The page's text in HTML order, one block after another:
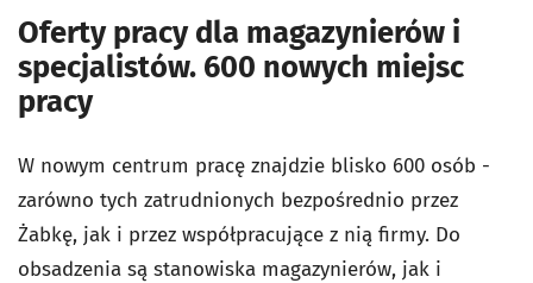
Oferty pracy dla magazynierów i
specjalistów. 600 nowych miejsc
pracy
W nowym centrum pracę znajdzie blisko 600 osób -
zarówno tych zatrudnionych bezpośrednio przez
Żabkę, jak i przez współpracujące z nią firmy. Do
obsadzenia są stanowiska magazynierów, jak i